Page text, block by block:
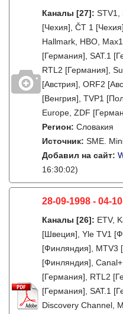
Каналы [27]: STV1,
[Чехия], ČT 1
Hallmark, HBO,
[Германия], SAT.1
RTL2 [Германия],
[Австрия], ORF2
[Венгрия], TVP1
Europe, ZDF
Регион: Словакия
Источник: SME.
Добавил на сайт:
16:30:02)
28-09-1998 - 04-
Каналы [26]: ETV,
[Швеция], Yle TV1
[Финляндия], MTV3
[Финляндия],
[Германия], RTL2
[Германия], SAT.1
Discovery Channel,